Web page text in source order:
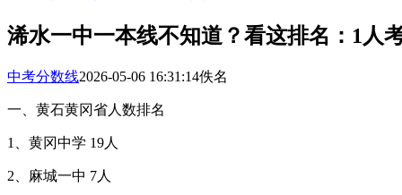
浠水一中一本线不知道？看这排名：1人
中考分数线2026-05-06 16:31:14佚名
一、黄石黄冈省人数排名
1、黄冈中学 19人
2、麻城一中 7人